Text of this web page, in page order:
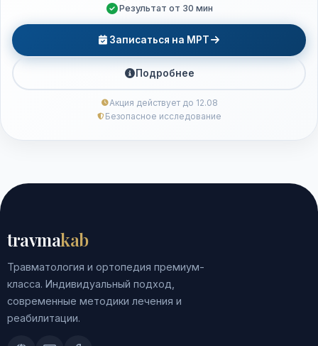
Результат от 30 мин
Записаться на МРТ
Подробнее
Акция действует до 12.08
Безопасное исследование
travmakab
Травматология и ортопедия премиум-
класса. Индивидуальный подход,
современные методики лечения и
реабилитации.